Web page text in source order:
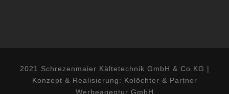
2021 Schrezenmaier Kältetechnik GmbH & Co.KG |
Konzept & Realisierung: Kolöchter & Partner
Werbeagentur GmbH